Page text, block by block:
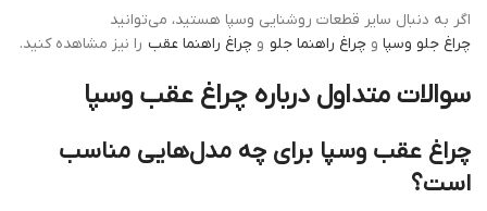
اگر به دنبال سایر قطعات روشنایی وسپا هستید، می‌توانید
چراغ جلو وسپا و چراغ راهنما جلو و چراغ راهنما عقب را نیز مشاهده کنید.
سوالات متداول درباره چراغ عقب وسپا
چراغ عقب وسپا برای چه مدل‌هایی مناسب
است؟